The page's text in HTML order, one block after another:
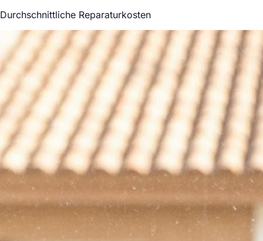
Durchschnittliche Reparaturkosten